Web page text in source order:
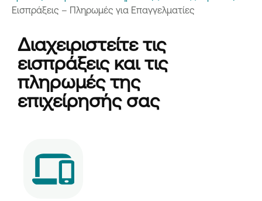
Εισπράξεις – Πληρωμές για Επαγγελματίες
Διαχειριστείτε τις
εισπράξεις και τις
πληρωμές της
επιχείρησής σας